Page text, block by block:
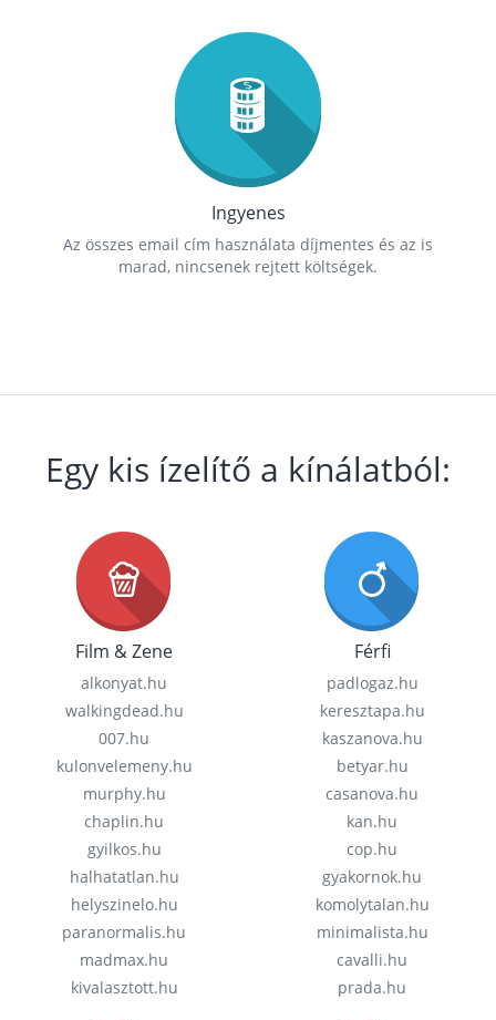
Ingyenes
Az összes email cím használata díjmentes és az is
marad, nincsenek rejtett költségek.
Egy kis ízelítő a kínálatból:
Film & Zene
alkonyat.hu
walkingdead.hu
007.hu
kulonvelemeny.hu
murphy.hu
chaplin.hu
gyilkos.hu
halhatatlan.hu
helyszinelo.hu
paranormalis.hu
madmax.hu
kivalasztott.hu
Férfi
padlogaz.hu
keresztapa.hu
kaszanova.hu
betyar.hu
casanova.hu
kan.hu
cop.hu
gyakornok.hu
komolytalan.hu
minimalista.hu
cavalli.hu
prada.hu